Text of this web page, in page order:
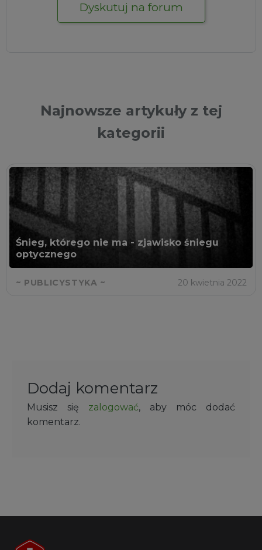
Dyskutuj na forum
Najnowsze artykuły z tej
kategorii
Śnieg, którego nie ma - zjawisko śniegu
optycznego
~ PUBLICYSTYKA ~ 20 kwietnia 2022
Dodaj komentarz
Musisz się zalogować, aby móc dodać
komentarz.